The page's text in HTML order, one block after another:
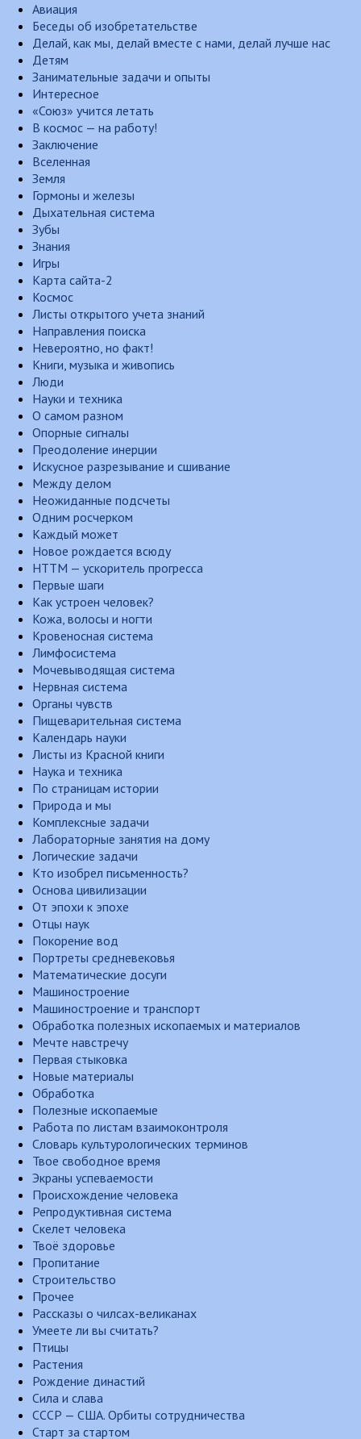
Авиация
Беседы об изобретательстве
Делай, как мы, делай вместе с нами, делай лучше нас
Детям
Занимательные задачи и опыты
Интересное
«Союз» учится летать
В космос — на работу!
Заключение
Вселенная
Земля
Гормоны и железы
Дыхательная система
Зубы
Знания
Игры
Карта сайта-2
Космос
Листы открытого учета знаний
Направления поиска
Невероятно, но факт!
Книги, музыка и живопись
Люди
Науки и техника
О самом разном
Опорные сигналы
Преодоление инерции
Искусное разрезывание и сшивание
Между делом
Неожиданные подсчеты
Одним росчерком
Каждый может
Новое рождается всюду
НТТМ — ускоритель прогресса
Первые шаги
Как устроен человек?
Кожа, волосы и ногти
Кровеносная система
Лимфосистема
Мочевыводящая система
Нервная система
Органы чувств
Пищеварительная система
Календарь науки
Листы из Красной книги
Наука и техника
По страницам истории
Природа и мы
Комплексные задачи
Лабораторные занятия на дому
Логические задачи
Кто изобрел письменность?
Основа цивилизации
От эпохи к эпохе
Отцы наук
Покорение вод
Портреты средневековья
Математические досуги
Машиностроение
Машиностроение и транспорт
Обработка полезных ископаемых и материалов
Мечте навстречу
Первая стыковка
Новые материалы
Обработка
Полезные ископаемые
Работа по листам взаимоконтроля
Словарь культурологических терминов
Твое свободное время
Экраны успеваемости
Происхождение человека
Репродуктивная система
Скелет человека
Твоё здоровье
Пропитание
Строительство
Прочее
Рассказы о чилсах-великанах
Умеете ли вы считать?
Птицы
Растения
Рождение династий
Сила и слава
СССР — США. Орбиты сотрудничества
Старт за стартом